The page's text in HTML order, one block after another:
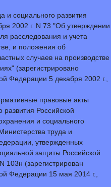
и социального развития
2002 г. N 73 "Об утверждении
расследования и учета
и положения об
случаев на производстве
(зарегистрировано
Федерации 5 декабря 2002 г.,
правовые акты
развития Российской
и социального
труда и
утвержденных
защиты Российской
103н (зарегистрирован
Федерации 15 мая 2014 г.,